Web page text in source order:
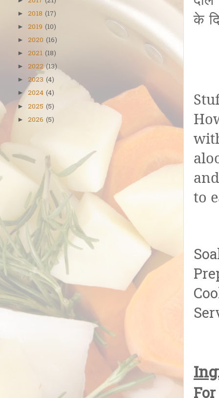
के
to
► 2018 (17)
► 2019 (10)
► 2020 (16)
► 2021 (18)
► 2022 (13)
► 2023 (4)
► 2024 (4)
► 2025 (5)
► 2026 (5)